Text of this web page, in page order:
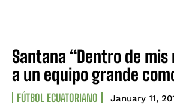
Santana “Dentro de
a un equipo grande
FÚTBOL ECUATORIANO January 11,